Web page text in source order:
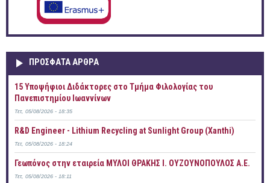
ΠΡOΣΦΑΤΑ AΡΘΡΑ
15 Υποψήφιοι Διδάκτορες στο Τμήμα Φιλολογίας του
Πανεπιστημίου Ιωαννίνων
Τετ, 05/08/2026 - 18:35
R&D Engineer - Lithium Recycling at Sunlight Group (Xanthi)
Τετ, 05/08/2026 - 18:24
Γεωπόνος στην εταιρεία ΜΥΛΟΙ ΘΡΑΚΗΣ Ι. ΟΥΖΟΥΝΟΠΟΥΛΟΣ Α.Ε.
Τετ, 05/08/2026 - 18:11